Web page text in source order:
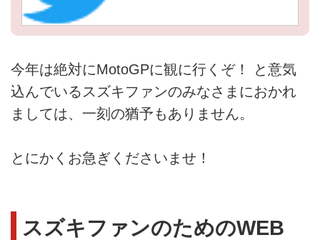
今年は絶対にMotoGPに観に行くぞ！ と意気
込んでいるスズキファンのみなさまにおかれ
ましては、一刻の猶予もありません。
とにかくお急ぎくださいませ！
スズキファンのためのWEB